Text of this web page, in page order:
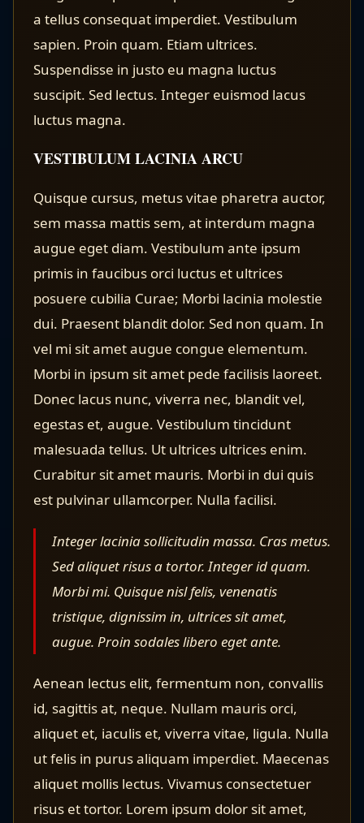
a tellus consequat imperdiet. Vestibulum
sapien. Proin quam. Etiam ultrices.
Suspendisse in justo eu magna luctus
suscipit. Sed lectus. Integer euismod lacus
luctus magna.
VESTIBULUM LACINIA ARCU
Quisque cursus, metus vitae pharetra auctor,
sem massa mattis sem, at interdum magna
augue eget diam. Vestibulum ante ipsum
primis in faucibus orci luctus et ultrices
posuere cubilia Curae; Morbi lacinia molestie
dui. Praesent blandit dolor. Sed non quam. In
vel mi sit amet augue congue elementum.
Morbi in ipsum sit amet pede facilisis laoreet.
Donec lacus nunc, viverra nec, blandit vel,
egestas et, augue. Vestibulum tincidunt
malesuada tellus. Ut ultrices ultrices enim.
Curabitur sit amet mauris. Morbi in dui quis
est pulvinar ullamcorper. Nulla facilisi.
Integer lacinia sollicitudin massa. Cras metus.
Sed aliquet risus a tortor. Integer id quam.
Morbi mi. Quisque nisl felis, venenatis
tristique, dignissim in, ultrices sit amet,
augue. Proin sodales libero eget ante.
Aenean lectus elit, fermentum non, convallis
id, sagittis at, neque. Nullam mauris orci,
aliquet et, iaculis et, viverra vitae, ligula. Nulla
ut felis in purus aliquam imperdiet. Maecenas
aliquet mollis lectus. Vivamus consectetuer
risus et tortor. Lorem ipsum dolor sit amet,